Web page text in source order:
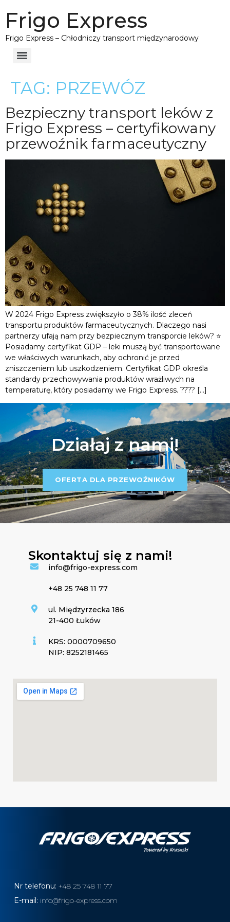
Frigo Express
Frigo Express – Chłodniczy transport międzynarodowy
TAG: PRZEWÓZ
Bezpieczny transport leków z
Frigo Express – certyfikowany
przewoźnik farmaceutyczny
W 2024 Frigo Express zwiększyło o 38% ilość zleceń
transportu produktów farmaceutycznych. Dlaczego nasi
partnerzy ufają nam przy bezpiecznym transporcie leków? ⭐️
Posiadamy certyfikat GDP – leki muszą być transportowane
we właściwych warunkach, aby ochronić je przed
zniszczeniem lub uszkodzeniem. Certyfikat GDP określa
standardy przechowywania produktów wrażliwych na
temperaturę, który posiadamy we Frigo Express. ???? […]
Działaj z nami!
OFERTA DLA PRZEWOŹNIKÓW
Skontaktuj się z nami!
info@frigo-express.com
+48 25 748 11 77
ul. Międzyrzecka 186
21-400 Łuków
KRS: 0000709650
NIP: 8252181465
Nr telefonu: +48 25 748 11 77
E-mail: info@frigo-express.com